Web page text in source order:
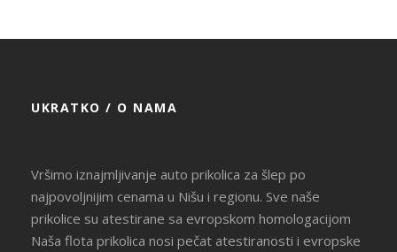
UKRATKO / O NAMA
Vršimo iznajmljivanje auto prikolica za šlep po
najpovoljnijim cenama u Nišu i regionu. Sve naše
prikolice su atestirane sa evropskom homologacijom
Naša flota prikolica nosi pečat atestiranosti i evropske